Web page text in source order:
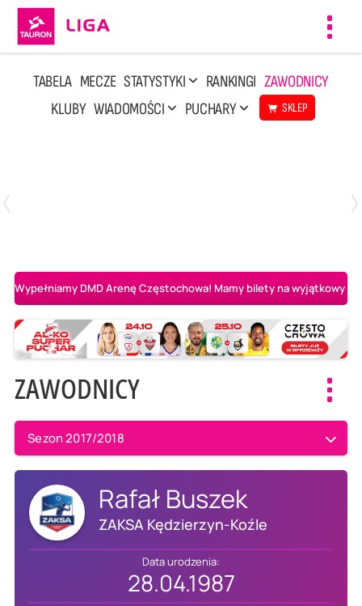
TABELA MECZE STATYSTYKI RANKINGI ZAWODNICY
KLUBY WIADOMOŚCI PUCHARY SKLEP
Wypełniamy DMD Arenę Częstochowa! Mamy bilety na wyjątkowy
ZAWODNICY
Sezon 2017/2018
Rafał Buszek
ZAKSA Kędzierzyn-Koźle
Data urodzenia:
28.04.1987